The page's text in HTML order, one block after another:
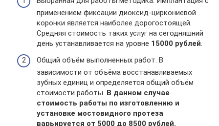
применением фиксации диоксид-циркониевой
коронки является наиболее дорогостоящей.
Средняя стоимость таких услуг на сегодняшний
день устанавливается на уровне 15000 рублей.
Общий объём выполненных работ. В
зависимости от объёма восстанавливаемых
зубных единиц и определяется общий объём
стоимости работы. В данном случае
стоимость работы по изготовлению и
установке мостовидного протеза
варьируется от 5000 до 8500 рублей.